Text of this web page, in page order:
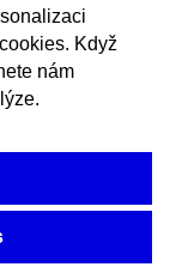
Když
nám